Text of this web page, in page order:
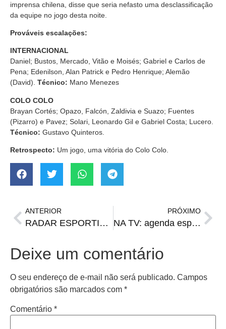
imprensa chilena, disse que seria nefasto uma desclassificação
da equipe no jogo desta noite.
Prováveis escalações:
INTERNACIONAL
Daniel; Bustos, Mercado, Vitão e Moisés; Gabriel e Carlos de
Pena; Edenilson, Alan Patrick e Pedro Henrique; Alemão
(David). Técnico: Mano Menezes
COLO COLO
Brayan Cortés; Opazo, Falcón, Zaldivia e Suazo; Fuentes
(Pizarro) e Pavez; Solari, Leonardo Gil e Gabriel Costa; Lucero.
Técnico: Gustavo Quinteros.
Retrospecto: Um jogo, uma vitória do Colo Colo.
ANTERIOR
RADAR ESPORTIVO: Série B, Sul-Americana, Libertadores e mais
PRÓXIMO
NA TV: agenda esportiva de terça-feira
Deixe um comentário
O seu endereço de e-mail não será publicado. Campos
obrigatórios são marcados com *
Comentário *